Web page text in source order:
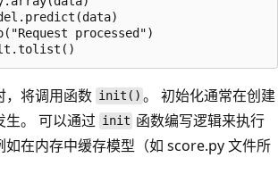
processed")
，将调用函数 init() 。 初始化通常在创建
生。 可以通过 init 函数编写逻辑来执行
如在内存中缓存模型（如 score.py文件所